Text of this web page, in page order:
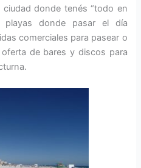
donde tenés “todo en
playas donde pasar el día
comerciales para pasear o
de bares y discos para